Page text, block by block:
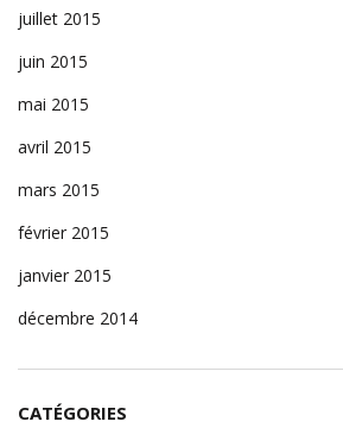
juillet 2015
juin 2015
mai 2015
avril 2015
mars 2015
février 2015
janvier 2015
décembre 2014
CATÉGORIES